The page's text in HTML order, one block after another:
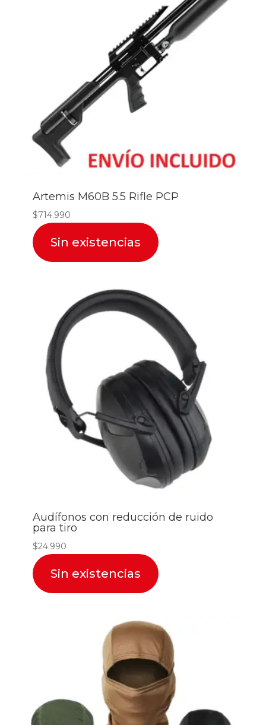
Artemis M60B 5.5 Rifle PCP
$714.990
Sin existencias
Audífonos con reducción de ruido
para tiro
$24.990
Sin existencias